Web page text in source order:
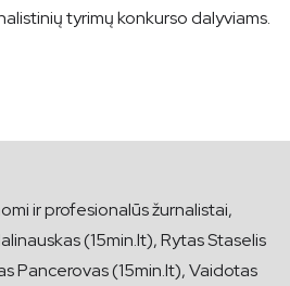
tyrimų konkurso dalyviams.
ir profesionalūs žurnalistai,
(15min.lt), Rytas Staselis
Pancerovas (15min.lt), Vaidotas